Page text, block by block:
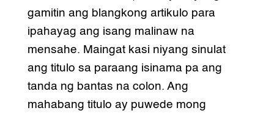
gamitin ang blangkong artikulo para
ipahayag ang isang malinaw na
mensahe. Maingat kasi niyang sinulat
ang titulo sa paraang isinama pa ang
tanda ng bantas na colon. Ang
mahabang titulo ay puwede mong